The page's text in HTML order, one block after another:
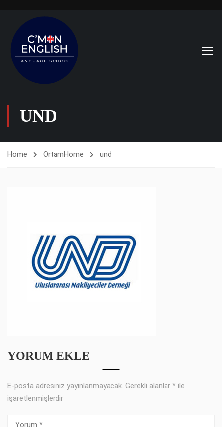
UND
Home OrtamHome und
YORUM EKLE
E-posta adresiniz yayınlanmayacak. Gerekli alanlar * ile
işaretlenmişlerdir